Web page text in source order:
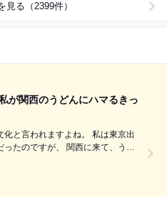
見る（2399件）
が関西のうどんにハマるきっ
れますよね。 私は東京出
、 関西に来て、うど
す。 数寄屋作りの趣